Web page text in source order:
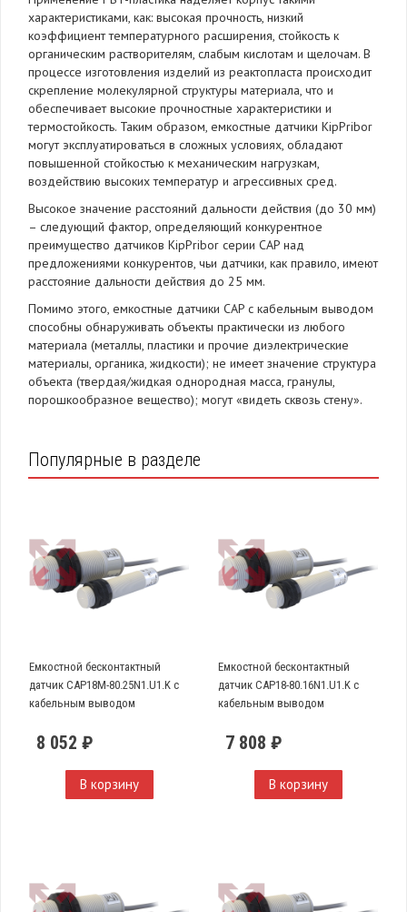
характеристиками, как: высокая прочность, низкий
коэффициент температурного расширения, стойкость к
органическим растворителям, слабым кислотам и щелочам. В
процессе изготовления изделий из реактопласта происходит
скрепление молекулярной структуры материала, что и
обеспечивает высокие прочностные характеристики и
термостойкость. Таким образом, емкостные датчики KipРribor
могут эксплуатироваться в сложных условиях, обладают
повышенной стойкостью к механическим нагрузкам,
воздействию высоких температур и агрессивных сред.
Высокое значение расстояний дальности действия (до 30 мм)
– следующий фактор, определяющий конкурентное
преимущество датчиков KipPribor серии CAP над
предложениями конкурентов, чьи датчики, как правило, имеют
расстояние дальности действия до 25 мм.
Помимо этого, емкостные датчики CAP c кабельным выводом
способны обнаруживать объекты практически из любого
материала (металлы, пластики и прочие диэлектрические
материалы, органика, жидкости); не имеет значение структура
объекта (твердая/жидкая однородная масса, гранулы,
порошкообразное вещество); могут «видеть сквозь стену».
Популярные в разделе
Емкостной бесконтактный
датчик CAP18M-80.25N1.U1.K с
кабельным выводом
8 052 ₽
В корзину
Емкостной бесконтактный
датчик CAP18-80.16N1.U1.K с
кабельным выводом
7 808 ₽
В корзину